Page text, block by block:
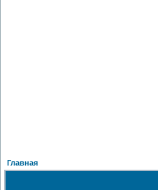
Главная